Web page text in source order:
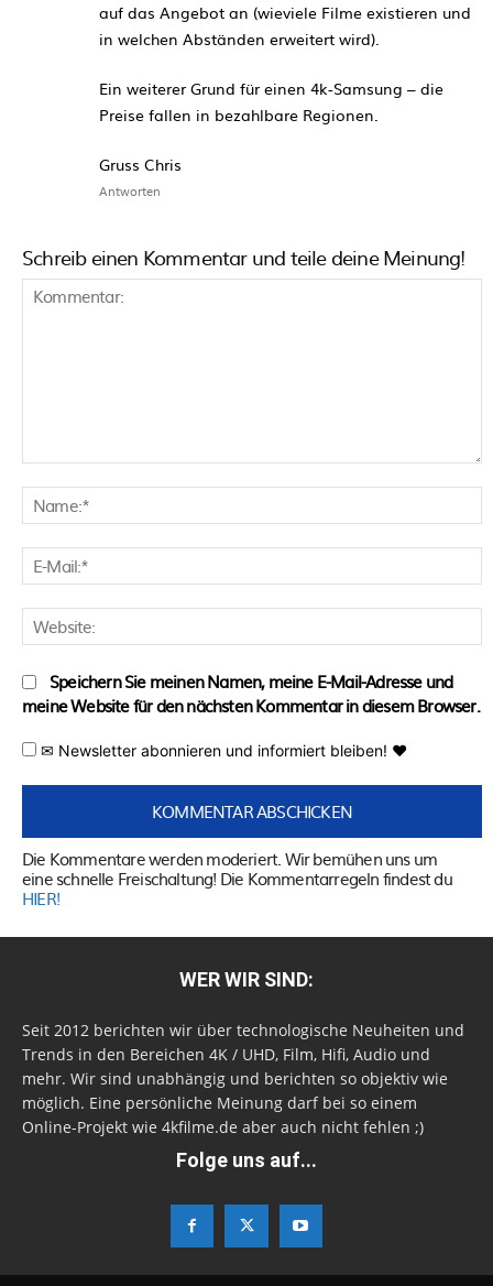
auf das Angebot an (wieviele Filme existieren und
in welchen Abständen erweitert wird).
Ein weiterer Grund für einen 4k-Samsung – die
Preise fallen in bezahlbare Regionen.
Gruss Chris
Antworten
Schreib einen Kommentar und teile deine Meinung!
Speichern Sie meinen Namen, meine E-Mail-Adresse und
meine Website für den nächsten Kommentar in diesem Browser.
✉ Newsletter abonnieren und informiert bleiben! ♥
Die Kommentare werden moderiert. Wir bemühen uns um
eine schnelle Freischaltung! Die Kommentarregeln findest du
HIER!
WER WIR SIND:
Seit 2012 berichten wir über technologische Neuheiten und
Trends in den Bereichen 4K / UHD, Film, Hifi, Audio und
mehr. Wir sind unabhängig und berichten so objektiv wie
möglich. Eine persönliche Meinung darf bei so einem
Online-Projekt wie 4kfilme.de aber auch nicht fehlen ;)
Folge uns auf...